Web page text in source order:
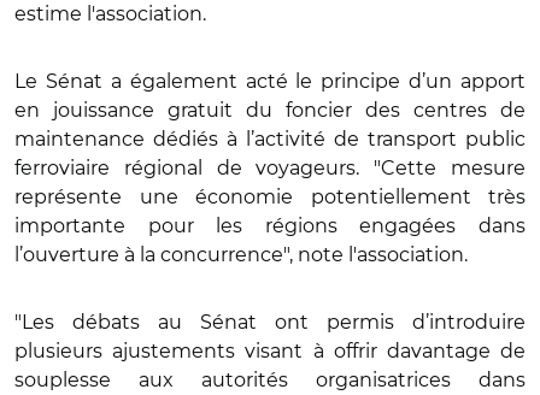
estime l'association.
Le Sénat a également acté le principe d’un apport
en jouissance gratuit du foncier des centres de
maintenance dédiés à l’activité de transport public
ferroviaire régional de voyageurs. "Cette mesure
représente une économie potentiellement très
importante pour les régions engagées dans
l’ouverture à la concurrence", note l'association.
"Les débats au Sénat ont permis d’introduire
plusieurs ajustements visant à offrir davantage de
souplesse aux autorités organisatrices dans